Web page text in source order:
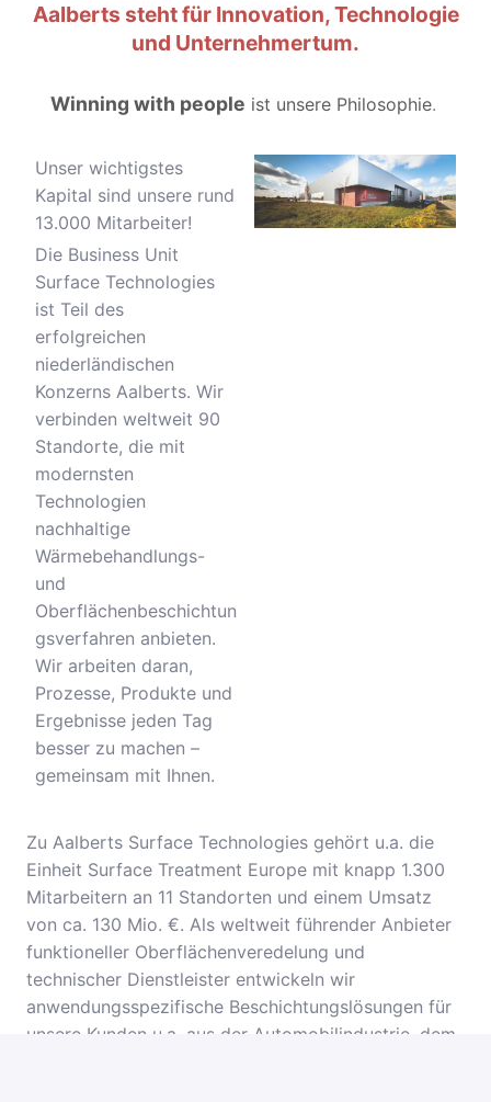
Aalberts steht für Innovation, Technologie
und Unternehmertum.
Winning with people ist unsere Philosophie.
Unser wichtigstes
Kapital sind unsere rund
13.000 Mitarbeiter!
Die Business Unit
Surface Technologies
ist Teil des
erfolgreichen
niederländischen
Konzerns Aalberts. Wir
verbinden weltweit 90
Standorte, die mit
modernsten
Technologien
nachhaltige
Wärmebehandlungs-
und
Oberflächenbeschichtun
gsverfahren anbieten.
Wir arbeiten daran,
Prozesse, Produkte und
Ergebnisse jeden Tag
besser zu machen –
gemeinsam mit Ihnen.
Zu Aalberts Surface Technologies gehört u.a. die
Einheit Surface Treatment Europe mit knapp 1.300
Mitarbeitern an 11 Standorten und einem Umsatz
von ca. 130 Mio. €. Als weltweit führender Anbieter
funktioneller Oberflächenveredelung und
technischer Dienstleister entwickeln wir
anwendungsspezifische Beschichtungslösungen für
unsere Kunden u.a. aus der Automobilindustrie, dem